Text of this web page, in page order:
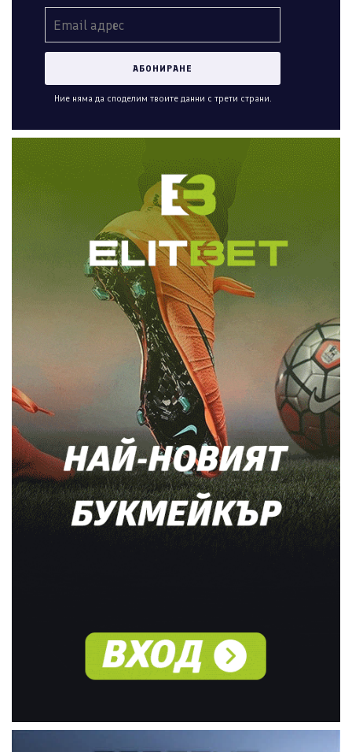
Ние няма да споделим твоите данни с трети страни.